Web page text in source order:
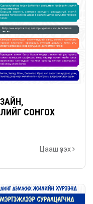
СОНГОХ
Цааш үзэх